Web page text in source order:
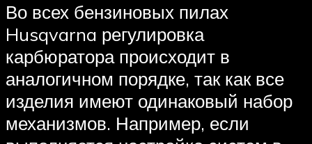
Во всех бензиновых пилах
Husqvarna регулировка
карбюратора происходит в
аналогичном порядке, так как все
изделия имеют одинаковый набор
механизмов. Например, если